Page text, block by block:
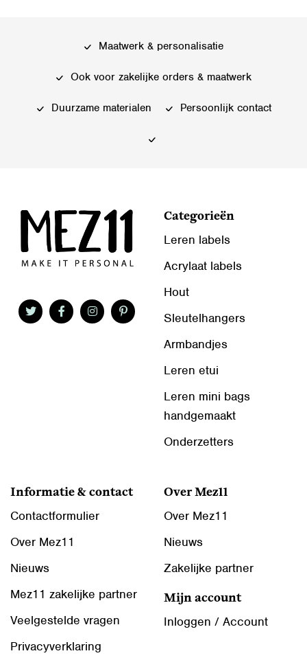
worden
optie
kan
worden
Maatwerk & personalisatie
Ook voor zakelijke orders & maatwerk
Duurzame materialen Persoonlijk contact
Categorieën
Leren labels
Acrylaat labels
Hout
Sleutelhangers
Armbandjes
Leren etui
Leren mini bags
handgemaakt
Onderzetters
Informatie & contact
Contactformulier
Over Mez11
Nieuws
Mez11 zakelijke partner
Veelgestelde vragen
Privacyverklaring
Over Mez11
Over Mez11
Nieuws
Zakelijke partner
Mijn account
Inloggen / Account